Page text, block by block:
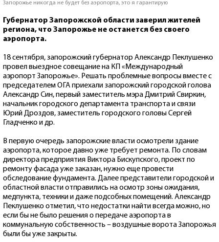
Запорожье никогда не будет без аэропорта, это я гарантирую
Губернатор Запорожской области заверил жителей
региона, что Запорожье не останется без своего
аэропорта.
18 сентября, запорожский губернатор Александр Пеклушенко
провел выездное совещание на КП «Международный
аэропорт Запорожье». Решать проблемные вопросы вместе с
председателем ОГА приехали запорожский городской голова
Александр Син, первый заместитель мэра Дмитрий Свиркин,
начальник городского департамента транспорта и связи
Юрий Дроздов, заместитель городского головы Сергей
Гладченко и др.
В первую очередь запорожские власти осмотрели здание
аэропорта, которое давно уже требует ремонта. По словам
директора предприятия Виктора Бискупского, проект по
ремонту фасада уже заказан, нужно еще провести
обследование фундамента. Далее представители городской и
областной власти отправились на осмотр зоны ожидания,
медпункта, техники и даже подсобных помещений. Александр
Пеклушенко отметил, что недостатки найти всегда можно, но
если бы не было решения о передаче аэропорта в
коммунальную собственность – воздушные ворота Запорожья
были бы уже закрыты.